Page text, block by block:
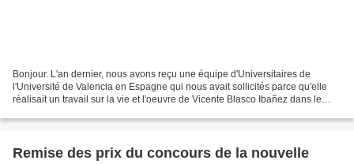
Bonjour. L'an dernier, nous avons reçu une équipe d'Universitaires de
l'Université de Valencia en Espagne qui nous avait sollicités parce qu'elle
réalisait un travail sur la vie et l'oeuvre de Vicente Blasco Ibañez dans le
Remise des prix du concours de la nouvelle